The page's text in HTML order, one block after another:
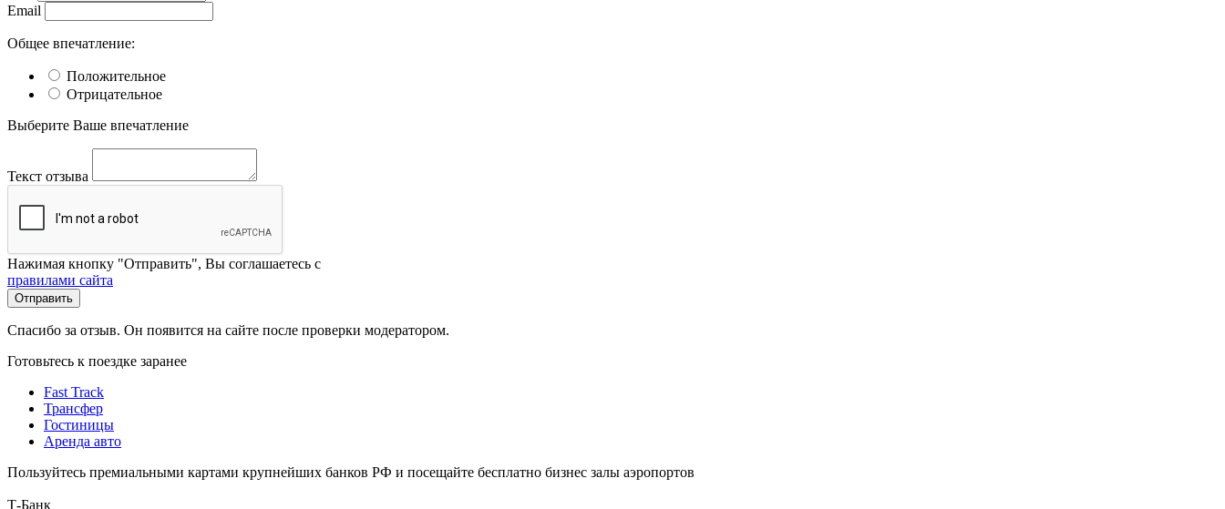
Email
Общее впечатление:
Положительное
Отрицательное
Выберите Ваше впечатление
Текст отзыва
Нажимая кнопку "Отправить", Вы соглашаетесь с
правилами сайта
Отправить
Спасибо за отзыв. Он появится на сайте после проверки модератором.
Готовьтесь к поездке заранее
Fast Track
Трансфер
Гостиницы
Аренда авто
Пользуйтесь премиальными картами крупнейших банков РФ и посещайте бесплатно бизнес залы аэропортов
Т-Банк